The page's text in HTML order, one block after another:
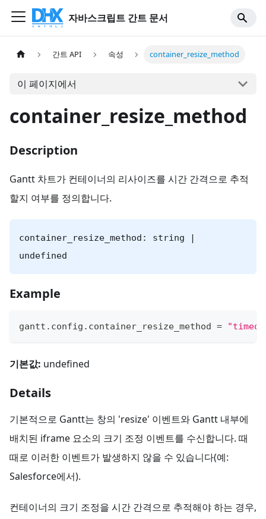
자바스크립트 간트 문서
간트 API 속성 container_resize_method
이 페이지에서
container_resize_method
Description
Gantt 차트가 컨테이너의 리사이즈를 시간 간격으로 추적
할지 여부를 정의합니다.
container_resize_method: string |
undefined
Example
gantt . config . container_resize_method =
기본값: undefined
Details
기본적으로 Gantt는 창의 'resize' 이벤트와 Gantt 내부에
배치된 iframe 요소의 크기 조정 이벤트를 수신합니다. 때
때로 이러한 이벤트가 발생하지 않을 수 있습니다(예:
Salesforce에서).
컨테이너의 크기 조정을 시간 간격으로 추적해야 하는 경우,